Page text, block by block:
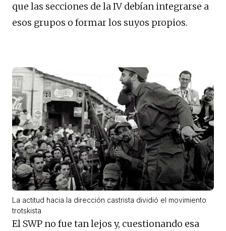
que las secciones de la IV debían integrarse a
esos grupos o formar los suyos propios.
La actitud hacia la dirección castrista dividió el movimiento
trotskista
El SWP no fue tan lejos y, cuestionando esa